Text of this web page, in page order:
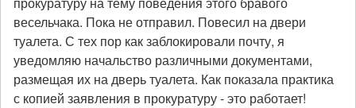
весельчака. Пока не отправил. Повесил на двери
туалета. С тех пор как заблокировали почту, я
уведомляю начальство различными документами,
размещая их на дверь туалета. Как показала практика
с копией заявления в прокуратуру - это работает!